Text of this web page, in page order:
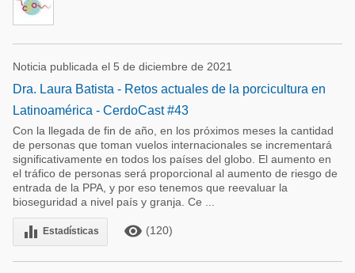
Noticia publicada el 5 de diciembre de 2021
Dra. Laura Batista - Retos actuales de la porcicultura en
Latinoamérica - CerdoCast #43
Con la llegada de fin de año, en los próximos meses la cantidad
de personas que toman vuelos internacionales se incrementará
significativamente en todos los países del globo. El aumento en
el tráfico de personas será proporcional al aumento de riesgo de
entrada de la PPA, y por eso tenemos que reevaluar la
bioseguridad a nivel país y granja. Ce ...
equalizer Estadísticas remove_red_eye (120)